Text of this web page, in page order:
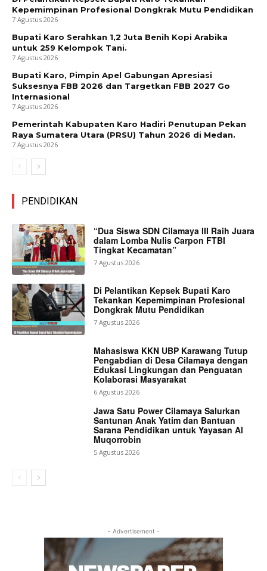
Kepemimpinan Profesional Dongkrak Mutu Pendidikan
7 Agustus 2026
Bupati Karo Serahkan 1,2 Juta Benih Kopi Arabika
untuk 259 Kelompok Tani.
7 Agustus 2026
Bupati Karo, Pimpin Apel Gabungan Apresiasi
Suksesnya FBB 2026 dan Targetkan FBB 2027 Go
Internasional
7 Agustus 2026
Pemerintah Kabupaten Karo Hadiri Penutupan Pekan
Raya Sumatera Utara (PRSU) Tahun 2026 di Medan.
7 Agustus 2026
PENDIDIKAN
“Dua Siswa SDN Cilamaya III Raih Juara
dalam Lomba Nulis Carpon FTBI
Tingkat Kecamatan”
7 Agustus 2026
Di Pelantikan Kepsek Bupati Karo
Tekankan Kepemimpinan Profesional
Dongkrak Mutu Pendidikan
7 Agustus 2026
Mahasiswa KKN UBP Karawang Tutup
Pengabdian di Desa Cilamaya dengan
Edukasi Lingkungan dan Penguatan
Kolaborasi Masyarakat
6 Agustus 2026
Jawa Satu Power Cilamaya Salurkan
Santunan Anak Yatim dan Bantuan
Sarana Pendidikan untuk Yayasan Al
Muqorrobin
5 Agustus 2026
- Advertisement -